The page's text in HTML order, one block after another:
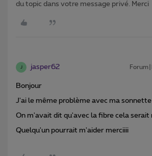
du topic dans votre message privé. Merci
J jasper62
Bonjour
J'ai le même problème avec ma sonnette
On m'avait dit qu'avec la fibre cela serait
Quelqu'un pourrait m'aider merciiii